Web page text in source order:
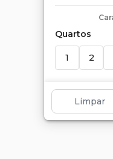
Quartos
1 2
2
Limpar